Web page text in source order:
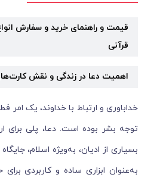
قیمت و راهنمای خرید و سفارش
قرآنی
اهمیت دعا در زندگی و نقش
خداباوری و ارتباط با خداوند، یک امر
توجه بشر بوده است. دعا، پلی برای
بسیاری از ادیان، به‌ویژه اسلام،
به‌عنوان ابزاری ساده و کاربردی